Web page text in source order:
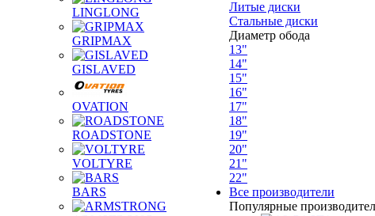
LINGLONG
GRIPMAX
GISLAVED
OVATION
ROADSTONE
VOLTYRE
BARS
Литые диски
Стальные диски
Диаметр обода
13"
14"
15"
16"
17"
18"
19"
20"
21"
22"
Все производители
Популярные